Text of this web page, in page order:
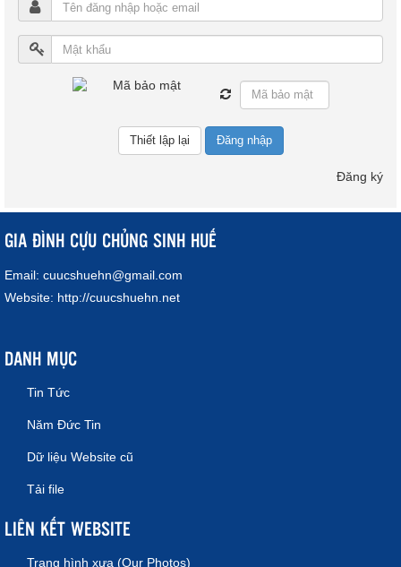
Đăng nhập
Đăng ký
GIA ĐÌNH CỰU CHỦNG SINH HUẾ
Email: cuucshuehn@gmail.com
Website: http://cuucshuehn.net
DANH MỤC
Tin Tức
Năm Đức Tin
Dữ liệu Website cũ
Tải file
LIÊN KẾT WEBSITE
Trang hình xưa (Our Photos)